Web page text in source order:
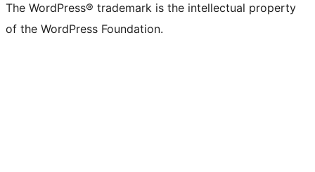
The WordPress® trademark is the intellectual property
of the WordPress Foundation.